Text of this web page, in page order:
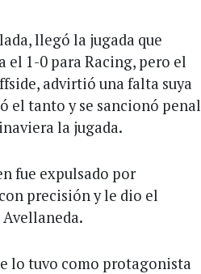
llegó la jugada que
1-0 para Racing, pero el
advirtió una falta suya
el tanto y se sancionó penal
la jugada.
fue expulsado por
precisión y le dio el
lo tuvo como protagonista